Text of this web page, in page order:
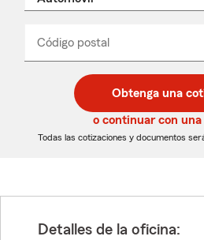
desplegable
Código postal
de
5
dígitos
de
5
dígitos
_____
Obtenga una
o continuar con
Todas las cotizaciones y documentos
Detalles de la oficina: